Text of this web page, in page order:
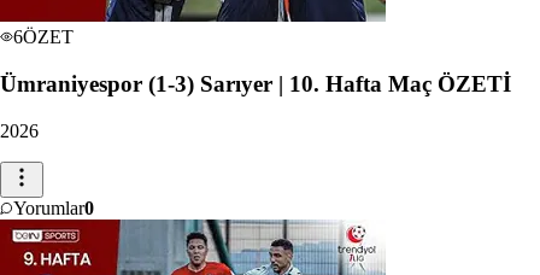
6ÖZET
Ümraniyespor (1-3) Sarıyer | 10. Hafta Maç ÖZETİ
2026
Yorumlar0